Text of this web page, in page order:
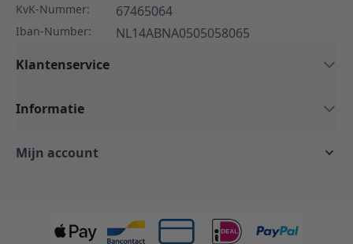
KvK-Nummer: 67465064
Iban-Number:
NL14ABNA0505058065
Klantenservice
Informatie
Mijn account